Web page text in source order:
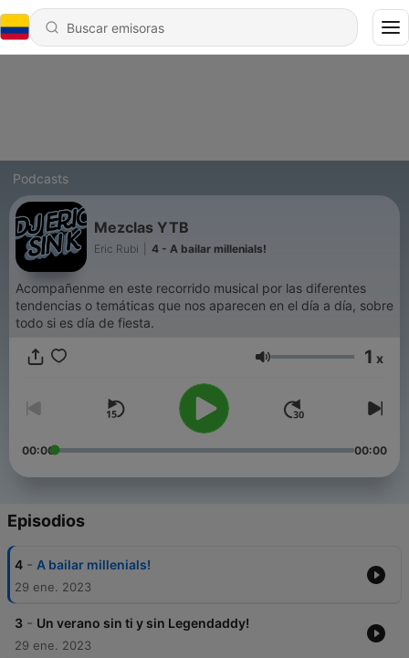
Podcasts
Mezclas YTB
Eric Rubi 4 - A bailar millenials!
Acompañenme en este recorrido musical por las diferentes
tendencias o temáticas que nos aparecen en el día a día, sobre
todo si es día de fiesta.
Volumen 1 x
00:00 00:00
Episodios
4 - A bailar millenials!
29 ene. 2023
3 - Un verano sin ti y sin Legendaddy!
29 ene. 2023